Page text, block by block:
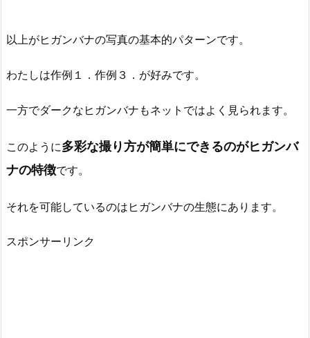
以上がヒガンバナの写真の基本的パターンです。
わたしは作例１．作例３．が好みです。
一方でダークなヒガンバナもネットではよく見られます。
このように多彩な撮り方が簡単にできるのがヒガンバ
ナの特徴です。
それを可能しているのはヒガンバナの生態にあります。
スポンサーリンク